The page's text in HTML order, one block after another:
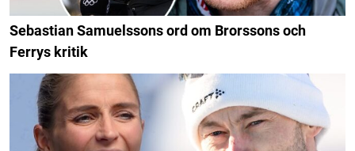
Sebastian Samuelssons ord om Brorssons och
Ferrys kritik